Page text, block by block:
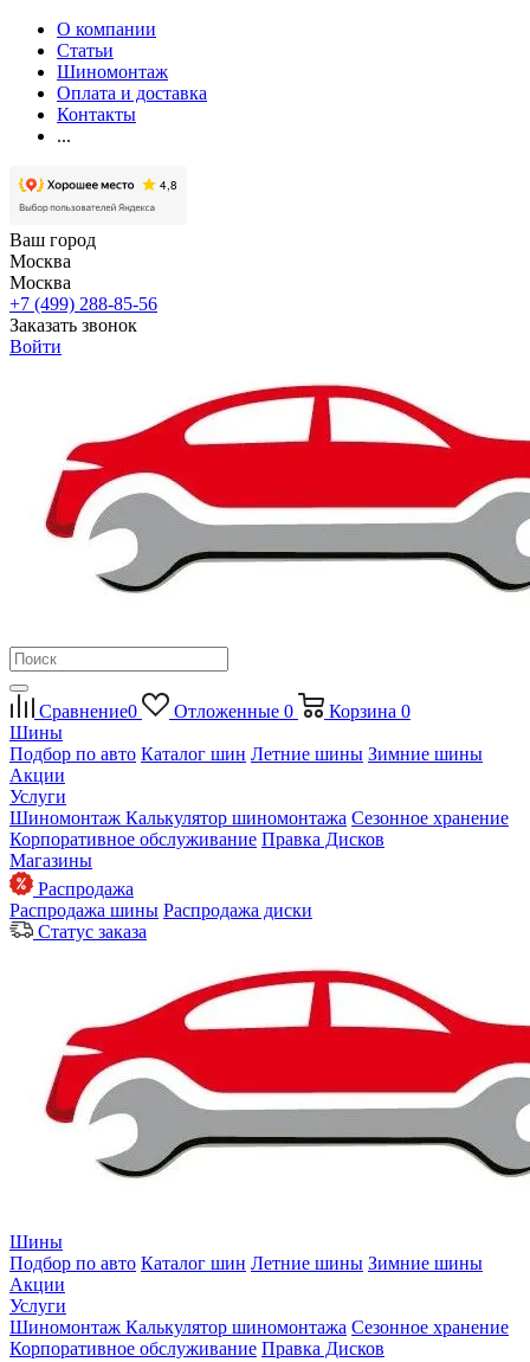
О компании
Статьи
Шиномонтаж
Оплата и доставка
Контакты
...
Ваш город
Москва
Москва
+7 (499) 288-85-56
Заказать звонок
Войти
Сравнение0 Отложенные 0 Корзина 0
Шины
Подбор по авто Каталог шин Летние шины Зимние шины
Акции
Услуги
Шиномонтаж Калькулятор шиномонтажа Сезонное хранение
Корпоративное обслуживание Правка Дисков
Магазины
Распродажа
Распродажа шины Распродажа диски
Статус заказа
Шины
Подбор по авто Каталог шин Летние шины Зимние шины
Акции
Услуги
Шиномонтаж Калькулятор шиномонтажа Сезонное хранение
Корпоративное обслуживание Правка Дисков